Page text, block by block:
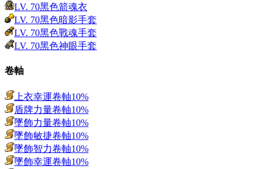
LV. 70黑色箭魂衣
LV. 70黑色暗影手套
LV. 70黑色戰魂手套
LV. 70黑色神眼手套
卷軸
上衣幸運卷軸10%
盾牌力量卷軸10%
墜飾力量卷軸10%
墜飾敏捷卷軸10%
墜飾智力卷軸10%
墜飾幸運卷軸10%